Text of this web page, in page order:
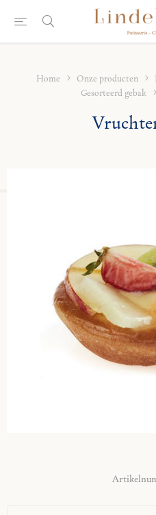
Home Onze producten
Gesorteerd gebak